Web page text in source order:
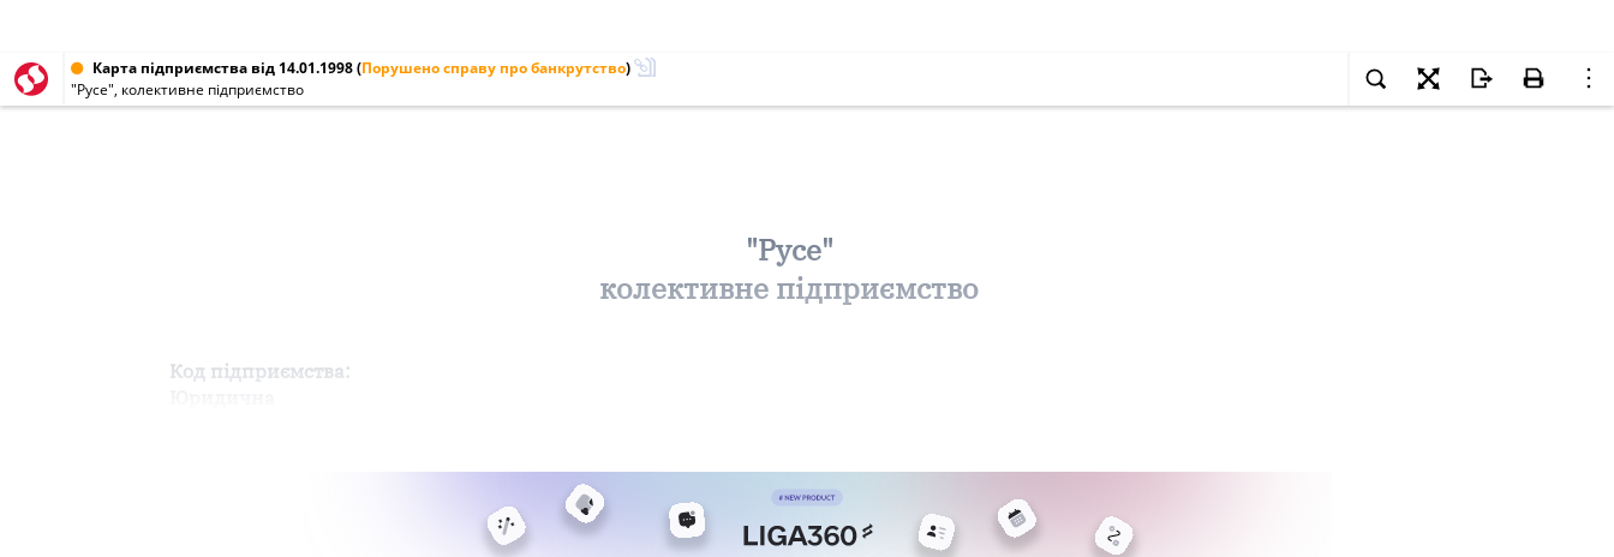
Карта підприємства від 14.01.1998(Порушено справу про банкрутство)
"Русе", колективне підприємство
"Русе"
колективне підприємство
Код підприємства: